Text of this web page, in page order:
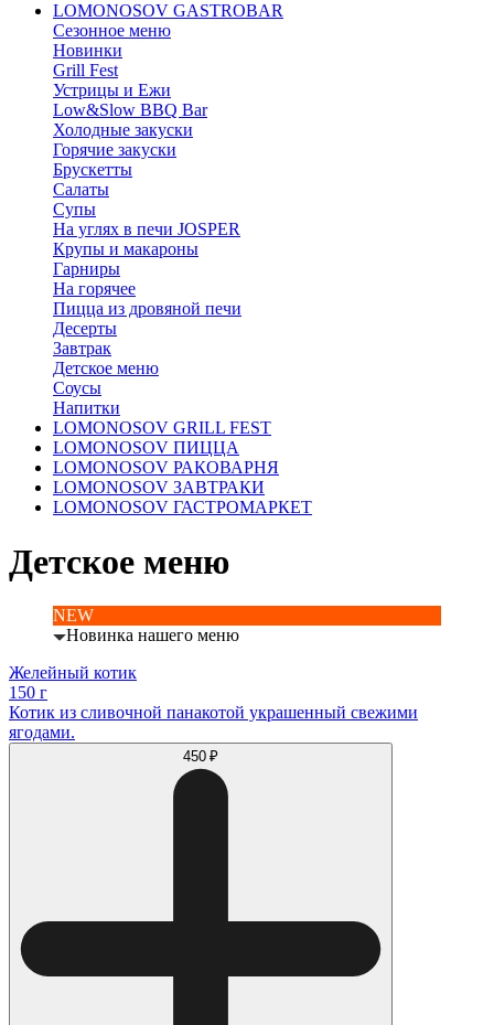
LOMONOSOV GASTROBAR
Сезонное меню
Новинки
Grill Fest
Устрицы и Ежи
Low&Slow BBQ Bar
Холодные закуски
Горячие закуски
Брускетты
Салаты
Супы
На углях в печи JOSPER
Крупы и макароны
Гарниры
На горячее
Пицца из дровяной печи
Десерты
Завтрак
Детское меню
Соусы
Напитки
LOMONOSOV GRILL FEST
LOMONOSOV ПИЦЦА
LOMONOSOV РАКОВАРНЯ
LOMONOSOV ЗАВТРАКИ
LOMONOSOV ГАСТРОМАРКЕТ
Детское меню
NEW
Новинка нашего меню
Желейный котик
150 г
Котик из сливочной панакотой украшенный свежими
ягодами.
450 ₽